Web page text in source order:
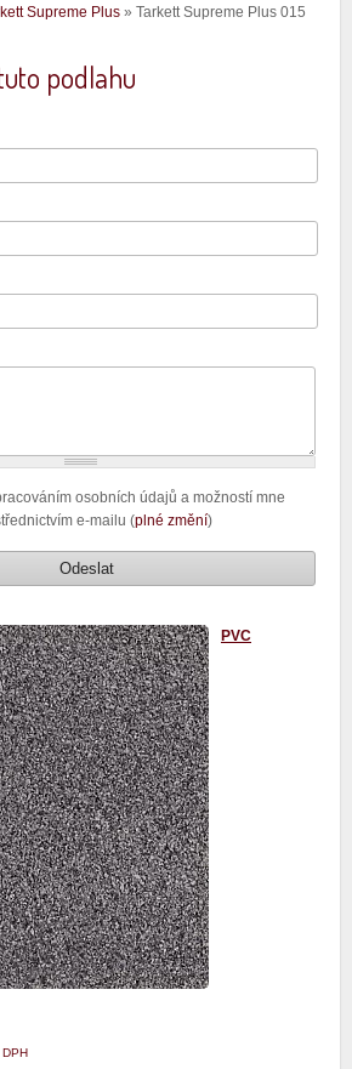
Supreme Plus » Tarkett Supreme Plus 015
podlahu
osobních údajů a možností mne
e-mailu (plné změní)
PVC